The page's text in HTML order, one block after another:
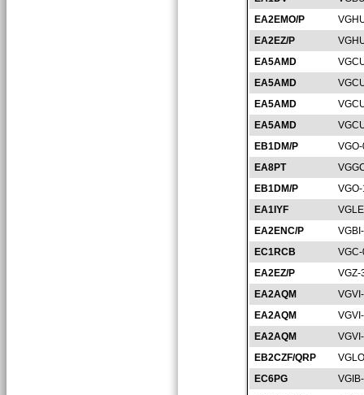
EA2EMO/P
EA2EZ/P
EA5AMD
EA5AMD
EA5AMD
EA5AMD
EB1DM/P
EA8PT
EB1DM/P
EA1IYF
EA2ENC/P
EC1RCB
EA2EZ/P
VGZ-
EA2AQM
EA2AQM
EA2AQM
EB2CZF/QRP
EC6PG